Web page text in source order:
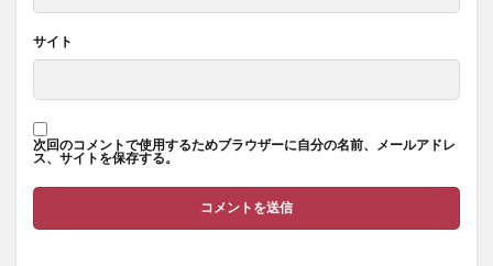
サイト
次回のコメントで使用するためブラウザーに自分の名前、メールアドレ
ス、サイトを保存する。